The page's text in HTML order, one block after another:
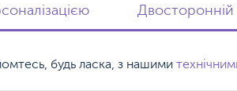
будь ласка, з нашими